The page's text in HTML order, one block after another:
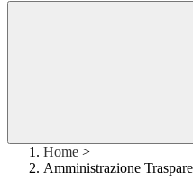
Home >
Amministrazione